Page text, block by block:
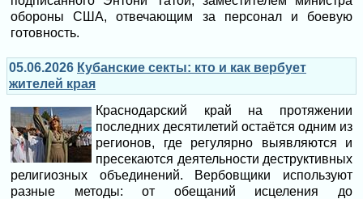
обороны США, отвечающим за персонал и боевую
готовность.
05.06.2026 Кубанские секты: кто и как вербует
жителей края
Краснодарский край на протяжении
последних десятилетий остаётся одним из
регионов, где регулярно выявляются и
пресекаются деятельности деструктивных
религиозных объединений. Вербовщики используют
разные методы: от обещаний исцеления до